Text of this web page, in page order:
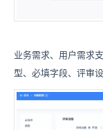
业务需求、用户需求
型、必填字段、评审设